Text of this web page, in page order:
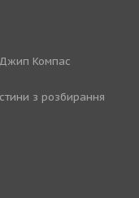
Джип Компас
з розбирання